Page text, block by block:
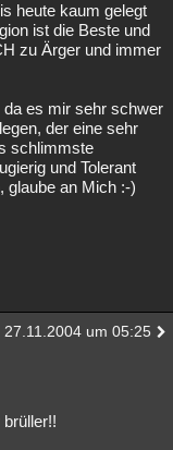
heute kaum gelegt
ist die Beste und
zu Ärger und immer
da es mir sehr schwer
der eine sehr
schlimmste
und Tolerant
glaube an Mich :-)
27.11.2004 um 05:25